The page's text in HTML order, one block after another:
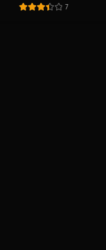
7